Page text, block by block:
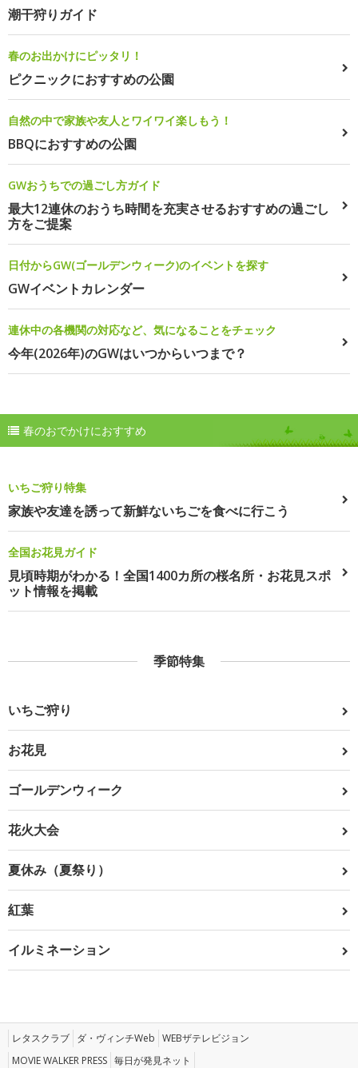
潮干狩りガイド
春のお出かけにピッタリ！
ピクニックにおすすめの公園
自然の中で家族や友人とワイワイ楽しもう！
BBQにおすすめの公園
GWおうちでの過ごし方ガイド
最大12連休のおうち時間を充実させるおすすめの過ごし
方をご提案
日付からGW(ゴールデンウィーク)のイベントを探す
GWイベントカレンダー
連休中の各機関の対応など、気になることをチェック
今年(2026年)のGWはいつからいつまで？
春のおでかけにおすすめ
いちご狩り特集
家族や友達を誘って新鮮ないちごを食べに行こう
全国お花見ガイド
見頃時期がわかる！全国1400カ所の桜名所・お花見スポ
ット情報を掲載
季節特集
いちご狩り
お花見
ゴールデンウィーク
花火大会
夏休み（夏祭り）
紅葉
イルミネーション
レタスクラブ ダ・ヴィンチWeb WEBザテレビジョン
MOVIE WALKER PRESS 毎日が発見ネット